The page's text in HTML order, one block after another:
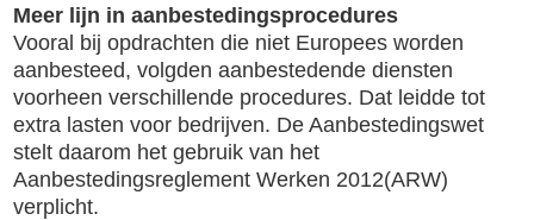
Meer lijn in aanbestedingsprocedures
Vooral bij opdrachten die niet Europees worden
aanbesteed, volgden aanbestedende diensten
voorheen verschillende procedures. Dat leidde tot
extra lasten voor bedrijven. De Aanbestedingswet
stelt daarom het gebruik van het
Aanbestedingsreglement Werken 2012(ARW)
verplicht.